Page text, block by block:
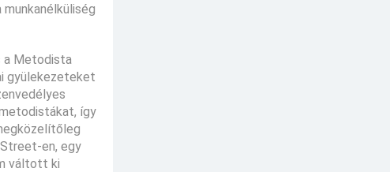
a Metodista
gyülekezeteket
így
en, egy
váltott ki